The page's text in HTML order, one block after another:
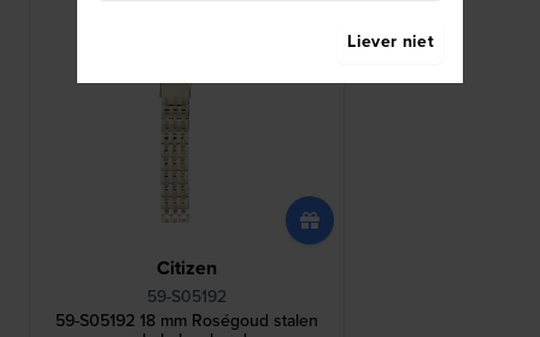
Citizen
59-S05192
59-S05192 18 mm Roségoud stalen
Liever niet